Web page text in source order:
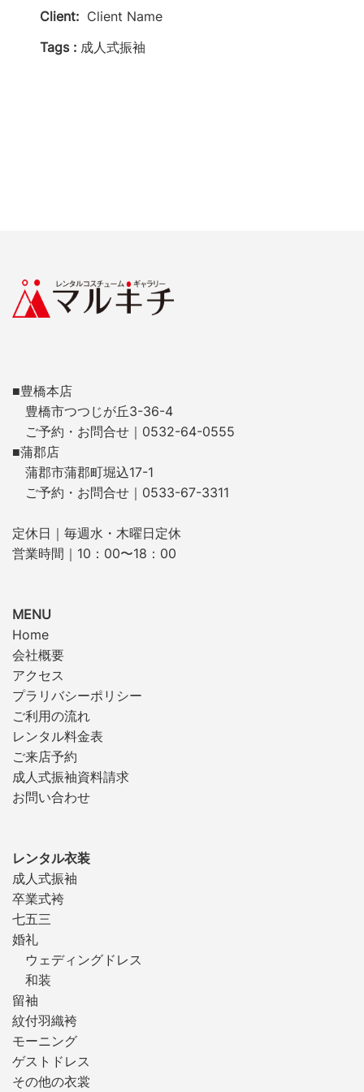
Client: Client Name
Tags : 成人式振袖
■豊橋本店
豊橋市つつじが丘3-36-4
ご予約・お問合せ｜0532-64-0555
■蒲郡店
蒲郡市蒲郡町堀込17-1
ご予約・お問合せ｜0533-67-3311
定休日｜毎週水・木曜日定休
営業時間｜10：00〜18：00
MENU
Home
会社概要
アクセス
プラリバシーポリシー
ご利用の流れ
レンタル料金表
ご来店予約
成人式振袖資料請求
お問い合わせ
レンタル衣装
成人式振袖
卒業式袴
七五三
婚礼
ウェディングドレス
和装
留袖
紋付羽織袴
モーニング
ゲストドレス
その他の衣裳